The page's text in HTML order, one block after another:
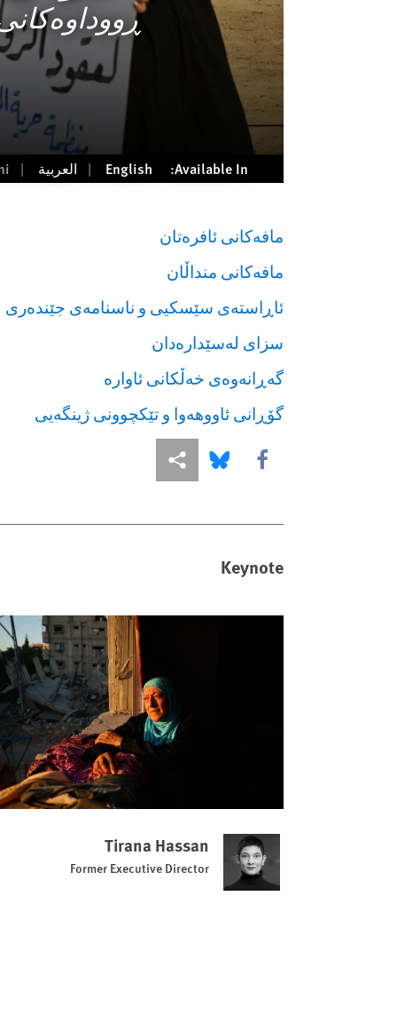
ڕووداوه‌كانی
Available In:
English العربية
مافەكانى ئافرەتان
مافەكانى منداڵان
ئاڕاستەى سێسكیى و ناسنامەى جێندەرى
سزاى لەسێدارەدان
گەڕانەوەى خەڵكانى ئاوارە
گۆڕانی ئاووهەوا و تێكچوونى ژینگەیى
Share this via Facebook
Share this via Bluesky
More sharing options
Keynote
Tirana Hassan
Former Executive Director